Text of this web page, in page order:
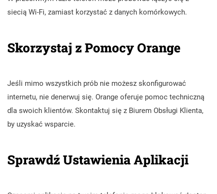
siecią Wi-Fi, zamiast korzystać z danych komórkowych.
Skorzystaj z Pomocy Orange
Jeśli mimo wszystkich prób nie możesz skonfigurować
internetu, nie denerwuj się. Orange oferuje pomoc techniczną
dla swoich klientów. Skontaktuj się z Biurem Obsługi Klienta,
by uzyskać wsparcie.
Sprawdź Ustawienia Aplikacji